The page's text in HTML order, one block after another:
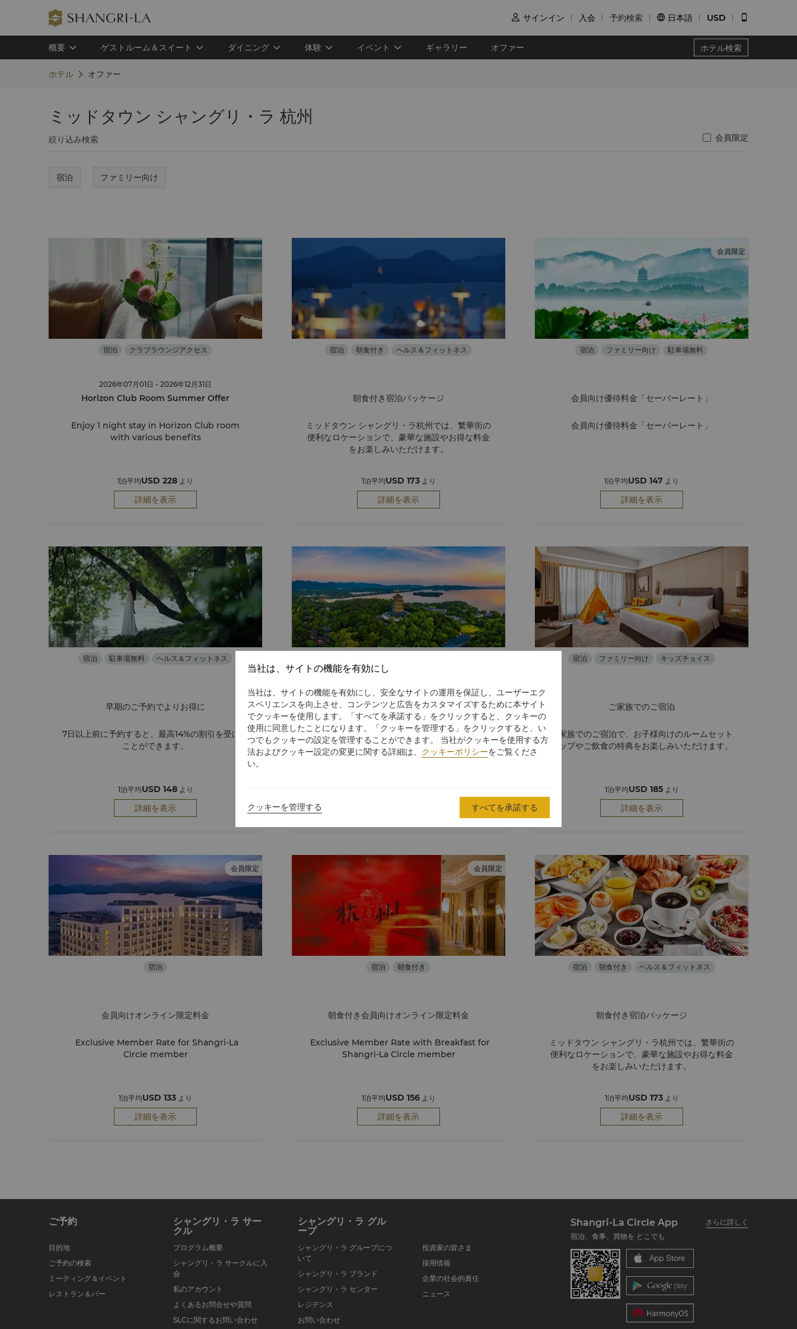
 サインイン 入会 予約検索  日本語 USD
概要 ゲストルーム＆スイート ダイニング 体験 イベント ギャラリー オファー ホテル検索
ホテル オファー
ミッドタウン シャングリ・ラ 杭州
絞り込み検索 会員限定
宿泊 ファミリー向け
宿泊 クラブラウンジアクセス
2026年07月01日 - 2026年12月31日
Horizon Club Room Summer Offer
Enjoy 1 night stay in Horizon Club room
with various benefits
1泊平均USD 228 より
詳細を表示
宿泊 朝食付き ヘルス＆フィットネス
朝食付き宿泊パッケージ
ミッドタウン シャングリ・ラ杭州では、繁華街の
便利なロケーションで、豪華な施設やお得な料金
をお楽しみいただけます。
1泊平均USD 173より
詳細を表示
会員限定
宿泊 ファミリー向け 駐車場無料
会員向け優待料金「セーバーレート」
会員向け優待料金「セーバーレート」
1泊平均USD 147 より
詳細を表示
宿泊 駐車場無料 ヘルス＆フィットネス
早期のご予約でよりお得に
7日以上前に予約すると、最高14%の割引を受ける
ことができます。
1泊平均USD 148より
詳細を表示
Stay 2 Save Up to 15%
Enjoy up to 15% discount for 2 nights to
stay
宿泊 ファミリー向け キッズチョイス
ご家族でのご宿泊
ご家族でのご宿泊で、お子様向けのルームセット
アップやご飲食の特典をお楽しみいただけます。
1泊平均USD 185より
詳細を表示
会員限定
宿泊
会員向けオンライン限定料金
Exclusive Member Rate for Shangri-La
Circle member
1泊平均USD 133 より
詳細を表示
会員限定
宿泊 朝食付き
朝食付き会員向けオンライン限定料金
Exclusive Member Rate with Breakfast for
Shangri-La Circle member
1泊平均USD 156より
詳細を表示
宿泊 朝食付き ヘルス＆フィットネス
朝食付き宿泊パッケージ
ミッドタウン シャングリ・ラ杭州では、繁華街の
便利なロケーションで、豪華な施設やお得な料金
をお楽しみいただけます。
1泊平均USD 173より
詳細を表示
ご予約
目的地
ご予約の検索
ミーティング＆イベント
レストラン＆バー
シャングリ・ラ サー
クル
プログラム概要
シャングリ・ラ サークルに入
会
私のアカウント
よくあるお問合せや質問
SLCに関するお問い合わせ
シャングリ・ラ グル
ープ
シャングリ・ラ グループにつ
いて
シャングリ・ラ ブランド
シャングリ・ラ センター
レジデンス
お問い合わせ
投資家の皆さま
採用情報
企業の社会的責任
ニュース
Shangri-La Circle App
さらに詳しく
宿泊、食事、買物を どこでも
当社は、サイトの機能を有効にし
当社は、サイトの機能を有効にし、安全なサイトの運用を保証し、ユーザーエク
スペリエンスを向上させ、コンテンツと広告をカスタマイズするために本サイト
でクッキーを使用します。「すべてを承諾する」をクリックすると、クッキーの
使用に同意したことになります。「クッキーを管理する」をクリックすると、い
つでもクッキーの設定を管理することができます。 当社がクッキーを使用する方
法およびクッキー設定の変更に関する詳細は、 クッキーポリシーをご覧くださ
い。
クッキーを管理する すべてを承諾する